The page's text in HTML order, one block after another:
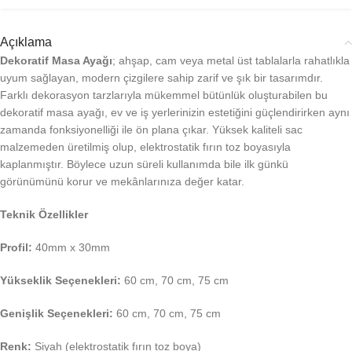
Açıklama
Dekoratif Masa Ayağı; ahşap, cam veya metal üst tablalarla rahatlıkla
uyum sağlayan, modern çizgilere sahip zarif ve şık bir tasarımdır.
Farklı dekorasyon tarzlarıyla mükemmel bütünlük oluşturabilen bu
dekoratif masa ayağı, ev ve iş yerlerinizin estetiğini güçlendirirken aynı
zamanda fonksiyonelliği ile ön plana çıkar. Yüksek kaliteli sac
malzemeden üretilmiş olup, elektrostatik fırın toz boyasıyla
kaplanmıştır. Böylece uzun süreli kullanımda bile ilk günkü
görünümünü korur ve mekânlarınıza değer katar.
Teknik Özellikler
Profil: 40mm x 30mm
Yükseklik Seçenekleri: 60 cm, 70 cm, 75 cm
Genişlik Seçenekleri: 60 cm, 70 cm, 75 cm
Renk: Siyah (elektrostatik fırın toz boya)